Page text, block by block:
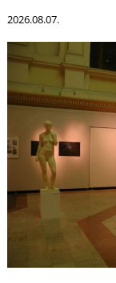
2026.08.07.